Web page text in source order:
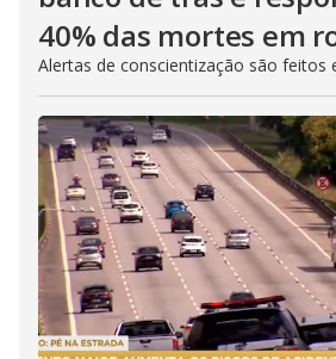
40% das mortes em
Alertas de conscientização são feitos